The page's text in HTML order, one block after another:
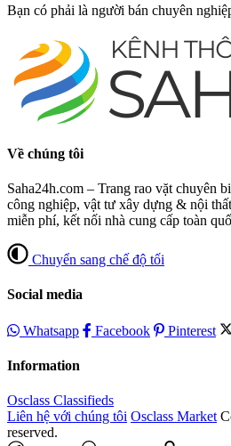
Bạn có phải là người bán chuyên
Về chúng tôi
Saha24h.com – Trang rao vặt chuyên
công nghiệp, vật tư xây dựng & nội
miễn phí, kết nối nhà cung cấp toàn
Chuyển sang chế độ tối
Social media
Whatsapp Facebook Pinterest
Information
Osclass Classifieds
Liên hệ với chúng tôi Osclass Market
reserved.